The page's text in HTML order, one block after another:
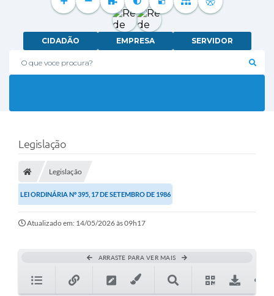
O que voce procura?
CIDADÃO EMPRESA SERVIDOR
Legislação
Legislação
LEI ORDINÁRIA Nº 395, 17 DE SETEMBRO DE 1986
Atualizado em: 14/05/2026 às 09h17
ARRASTE PARA VER MAIS